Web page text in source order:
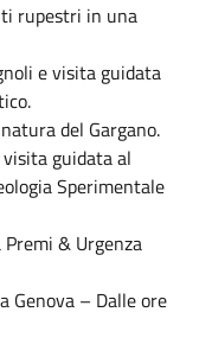
rupestri in una
e visita guidata
del Gargano.
guidata al
Sperimentale
Premi & Urgenza
Genova – Dalle ore